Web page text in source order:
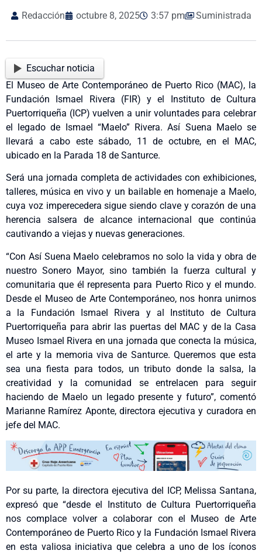
Redacción octubre 8, 2025 3:57 pm Suministrada
Escuchar noticia
El Museo de Arte Contemporáneo de Puerto Rico (MAC), la
Fundación Ismael Rivera (FIR) y el Instituto de Cultura
Puertorriqueña (ICP) vuelven a unir voluntades para celebrar
el legado de Ismael “Maelo” Rivera. Así Suena Maelo se
llevará a cabo este sábado, 11 de octubre, en el MAC,
ubicado en la Parada 18 de Santurce.
Será una jornada completa de actividades con exhibiciones,
talleres, música en vivo y un bailable en homenaje a Maelo,
cuya voz imperecedera sigue siendo clave y corazón de una
herencia salsera de alcance internacional que continúa
cautivando a viejas y nuevas generaciones.
“Con Así Suena Maelo celebramos no solo la vida y obra de
nuestro Sonero Mayor, sino también la fuerza cultural y
comunitaria que él representa para Puerto Rico y el mundo.
Desde el Museo de Arte Contemporáneo, nos honra unirnos
a la Fundación Ismael Rivera y al Instituto de Cultura
Puertorriqueña para abrir las puertas del MAC y de la Casa
Museo Ismael Rivera en una jornada que conecta la música,
el arte y la memoria viva de Santurce. Queremos que esta
sea una fiesta para todos, un tributo donde la salsa, la
creatividad y la comunidad se entrelacen para seguir
haciendo de Maelo un legado presente y futuro”, comentó
Marianne Ramírez Aponte, directora ejecutiva y curadora en
jefe del MAC.
Por su parte, la directora ejecutiva del ICP, Melissa Santana,
expresó que “desde el Instituto de Cultura Puertorriqueña
nos complace volver a colaborar con el Museo de Arte
Contemporáneo de Puerto Rico y la Fundación Ismael Rivera
en esta valiosa iniciativa que celebra a uno de los íconos